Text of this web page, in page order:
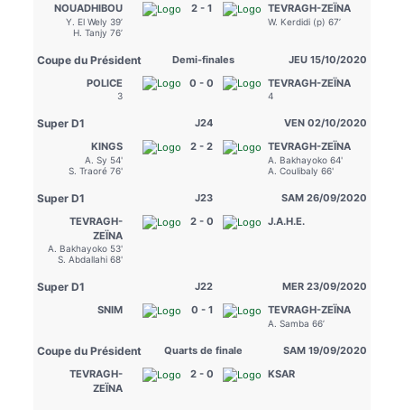
NOUADHIBOU
Y. El Wely 39’
H. Tanjy 76’
2 - 1 TEVRAGH-ZEÏNA
W. Kerdidi (p) 67’
Coupe du Président Demi-finales
JEU 15/10/2020
POLICE
3
0 - 0 TEVRAGH-ZEÏNA
4
Super D1 J24
VEN 02/10/2020
KINGS
A. Sy 54'
S. Traoré 76'
2 - 2 TEVRAGH-ZEÏNA
A. Bakhayoko 64'
A. Coulibaly 66'
Super D1 J23
SAM 26/09/2020
TEVRAGH-
ZEÏNA
A. Bakhayoko 53'
S. Abdallahi 68'
2 - 0 J.A.H.E.
Super D1 J22
MER 23/09/2020
SNIM
0 - 1 TEVRAGH-ZEÏNA
A. Samba 66’
Coupe du Président Quarts de finale
SAM 19/09/2020
TEVRAGH-
ZEÏNA
2 - 0 KSAR